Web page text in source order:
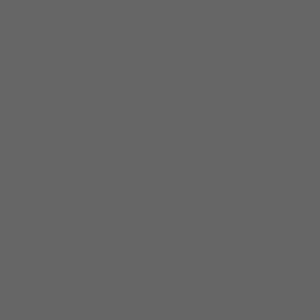
danych na podstawie
podstawie prawnej.
do Twoich zainteresowań,
umów o ich świadczenie